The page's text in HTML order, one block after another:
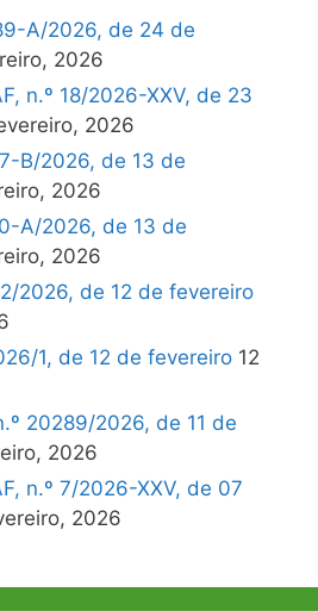
A/2026, de 24 de
2026
n.º 18/2026-XXV, de 23
2026
B/2026, de 13 de
2026
A/2026, de 13 de
2026
2026, de 12 de fevereiro
1, de 12 de fevereiro 12
20289/2026, de 11 de
2026
n.º 7/2026-XXV, de 07
2026